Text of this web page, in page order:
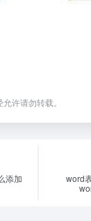
许请勿转载。
添加
word